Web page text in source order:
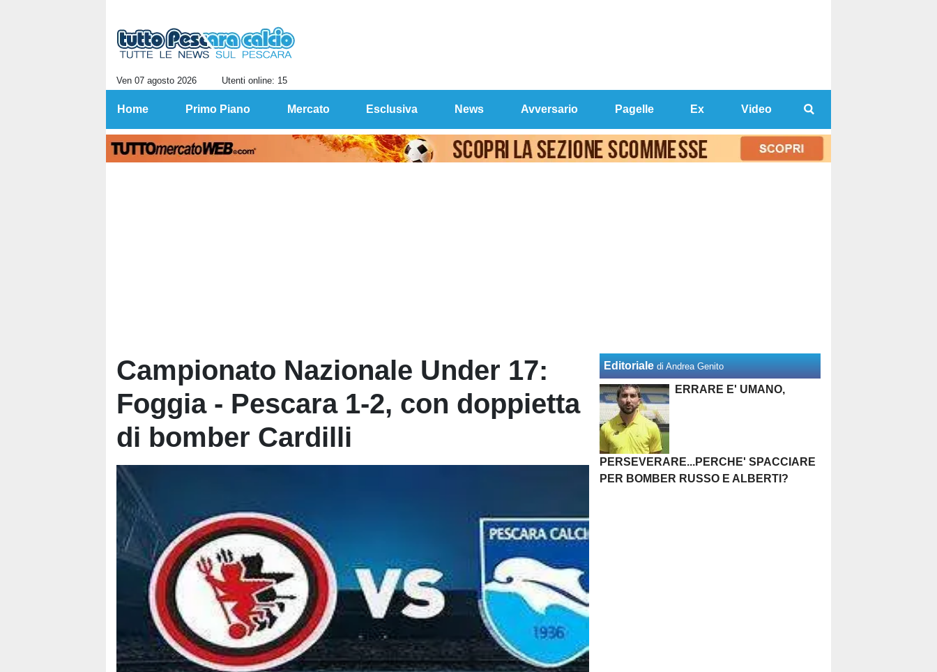
Ven 07 agosto 2026 Utenti online: 15
Home Primo Piano Mercato Esclusiva News Avversario Pagelle Ex Video
Campionato Nazionale Under 17:
Foggia - Pescara 1-2, con doppietta
di bomber Cardilli
Editoriale di Andrea Genito
ERRARE E' UMANO,
PERSEVERARE...PERCHE' SPACCIARE
PER BOMBER RUSSO E ALBERTI?